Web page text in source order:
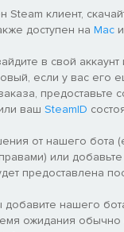
и увлекательным.
присутствовали
кухни и
добавились изыски
рецептов теперь
Парижа,
Мюнхен.
в очередной раз
ресторану
артистов,
группы. А может
цирковые
их выступления и
Steam клиент,
доступен на Mac и
в свой аккаунт
если у вас его
предоставьте
ваш SteamID
от нашего бота
или
предоставлена
добавите нашего
ожидания обычно